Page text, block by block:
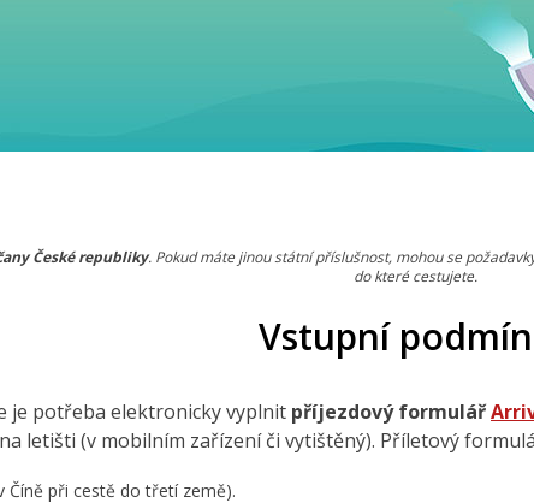
České republiky. Pokud máte jinou státní příslušnost, mohou se
do které cestujete.
Vstupní
je potřeba elektronicky vyplnit příjezdový formulář
letišti (v mobilním zařízení či vytištěný). Příletový
Číně při cestě do třetí země).